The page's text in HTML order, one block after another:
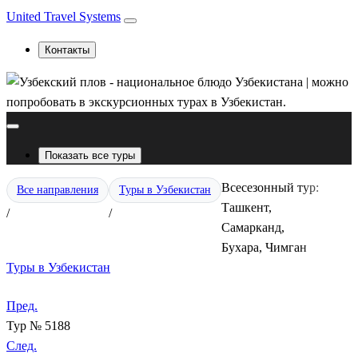
United Travel Systems
Контакты
Показать все туры
Все направления
/
Туры в Узбекистан
/
Всесезонный тур:
Ташкент,
Самарканд,
Бухара, Чимган
Туры в Узбекистан
Пред.
Тур № 5188
След.